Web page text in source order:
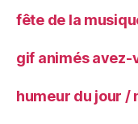
fête de la
gif animés avez-
humeur du jour /